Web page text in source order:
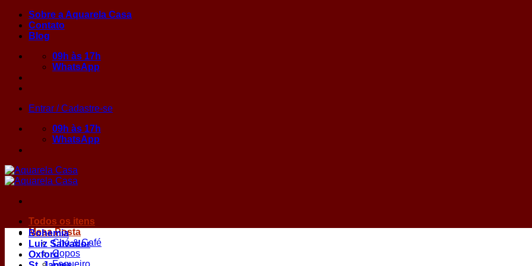
Skip
content
Sobre a Aquarela Casa
Contato
Blog
09h às 17h
WhatsApp
Entrar / Cadastre-se
09h às 17h
WhatsApp
Todos os itens
Mesa Posta
Chá & Café
Copos
Faqueiro
Bohemia
Luiz Salvador
Oxford